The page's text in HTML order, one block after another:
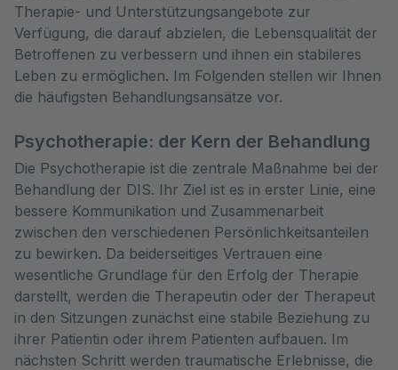
Therapie- und Unterstützungsangebote zur
Verfügung, die darauf abzielen, die Lebensqualität der
Betroffenen zu verbessern und ihnen ein stabileres
Leben zu ermöglichen. Im Folgenden stellen wir Ihnen
die häufigsten Behandlungsansätze vor.
Psychotherapie: der Kern der Behandlung
Die Psychotherapie ist die zentrale Maßnahme bei der
Behandlung der DIS. Ihr Ziel ist es in erster Linie, eine
bessere Kommunikation und Zusammenarbeit
zwischen den verschiedenen Persönlichkeitsanteilen
zu bewirken. Da beiderseitiges Vertrauen eine
wesentliche Grundlage für den Erfolg der Therapie
darstellt, werden die Therapeutin oder der Therapeut
in den Sitzungen zunächst eine stabile Beziehung zu
ihrer Patientin oder ihrem Patienten aufbauen. Im
nächsten Schritt werden traumatische Erlebnisse, die